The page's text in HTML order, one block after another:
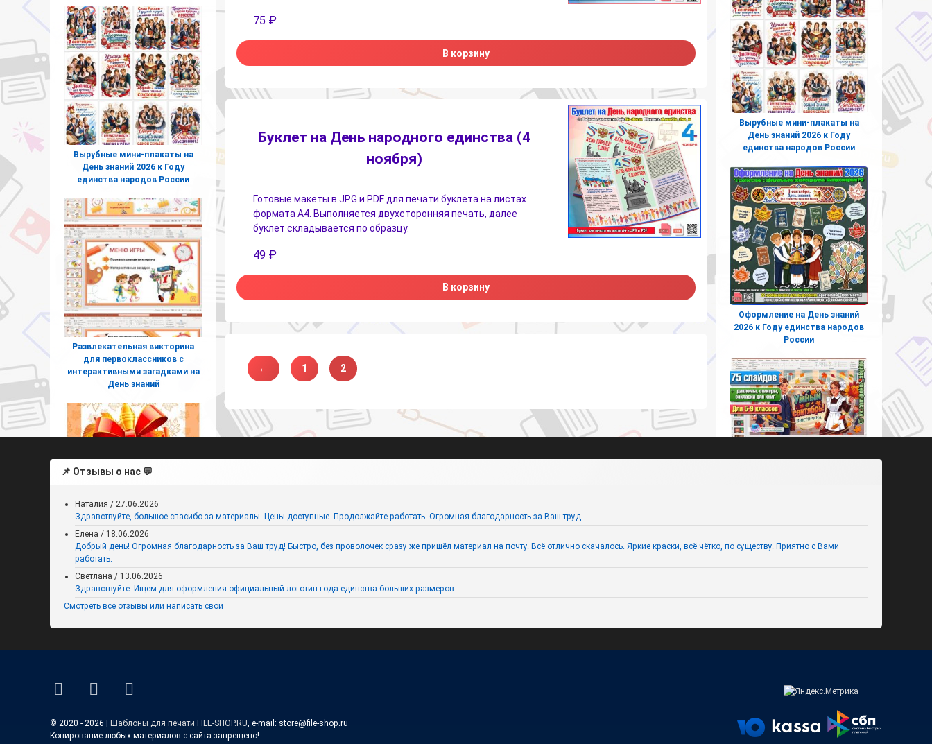
75 ₽
В корзину
Буклет на День народного единства (4
ноября)
Готовые макеты в JPG и PDF для печати буклета на листах
формата А4. Выполняется двухсторонняя печать, далее
буклет складывается по образцу.
49 ₽
В корзину
← 1 2
Вырубные мини-плакаты на
День знаний 2026 к Году
единства народов России
Развлекательная викторина
для первоклассников с
интерактивными загадками на
День знаний
Растяжка на 1 сентября в
осеннем стиле (Алфавит +
Цифры)
Вырубные мини-плакаты на
День знаний 2026 к Году
единства народов России
Оформление на День знаний
2026 к Году единства народов
России
Безопасная дружба в интернете
(презентация с викториной для
1–4 классов)
📌 Отзывы о нас 💬
Наталия / 27.06.2026
Здравствуйте, большое спасибо за материалы. Цены доступные. Продолжайте работать. Огромная благодарность за Ваш труд.
Елена / 18.06.2026
Добрый день! Огромная благодарность за Ваш труд! Быстро, без проволочек сразу же пришёл материал на почту. Всё отлично скачалось. Яркие краски, всё чётко, по существу. Приятно с Вами
работать.
Светлана / 13.06.2026
Здравствуйте. Ищем для оформления официальный логотип года единства больших размеров.
Смотреть все отзывы или написать свой
ВКонтакте
YouTube
E-mail
© 2020 - 2026 | Шаблоны для печати FILE-SHOP.RU , e-mail: store@file-shop.ru
Копирование любых материалов с сайта запрещено!